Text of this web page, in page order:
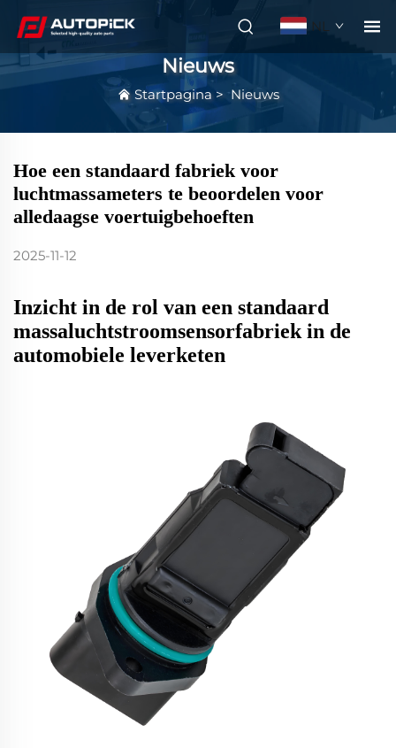
NL
Nieuws
Startpagina>Nieuws
Hoe een standaard fabriek voor
luchtmassameters te beoordelen voor
alledaagse voertuigbehoeften
2025-11-12
Inzicht in de rol van een standaard
massaluchtstroomsensorfabriek in de
automobiele leverketen